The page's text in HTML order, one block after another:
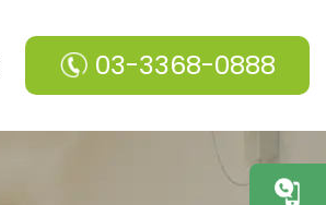
03-3368-0888